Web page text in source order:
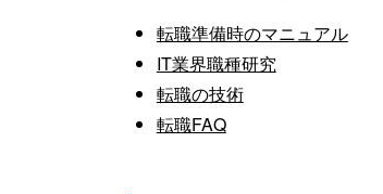
転職準備時のマニュアル
IT業界職種研究
転職の技術
転職FAQ